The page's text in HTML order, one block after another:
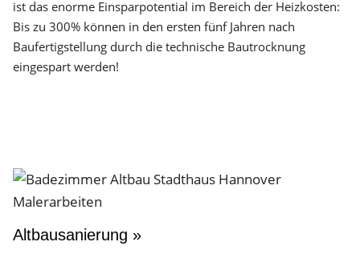
ist das enorme Einsparpotential im Bereich der Heizkosten:
Bis zu 300% können in den ersten fünf Jahren nach
Baufertigstellung durch die technische Bautrocknung
eingespart werden!
Altbausanierung »